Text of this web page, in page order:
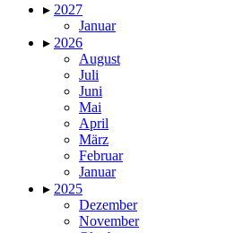
▸ 2027
Januar
▸ 2026
August
Juli
Juni
Mai
April
März
Februar
Januar
▸ 2025
Dezember
November